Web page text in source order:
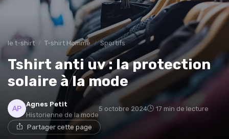
le t-shirt T-shirt Homme Sportifs
Tshirt anti uv : la protection
solaire à la mode
Agnes Petit
Historienne de la mode
5 octobre 2024 17 min de lecture
Partager cette page